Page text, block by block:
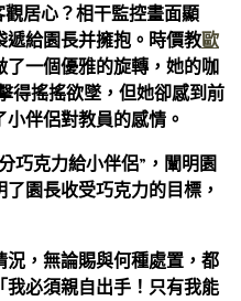
居心？相干監控畫面顯
給園長并擁抱。時價教歐
了一個優雅的旋轉，她的咖
得搖搖欲墜，但她卻感到前
伴侶對教員的感情。
巧克力給小伴侶”，闡明園
園長收受巧克力的目標，
，無論賜與何種處置，都
必須親自出手！只有我能